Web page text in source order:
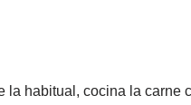
la habitual, cocina la carne